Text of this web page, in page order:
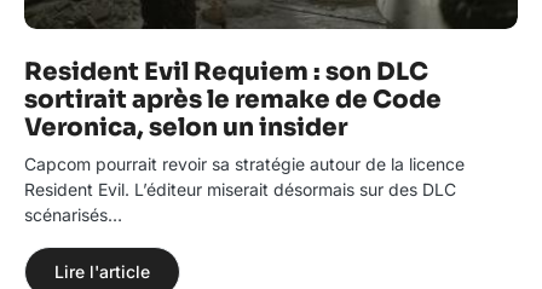
Resident Evil Requiem : son DLC
sortirait après le remake de Code
Veronica, selon un insider
Capcom pourrait revoir sa stratégie autour de la licence
Resident Evil. L’éditeur miserait désormais sur des DLC
scénarisés…
Lire l'article